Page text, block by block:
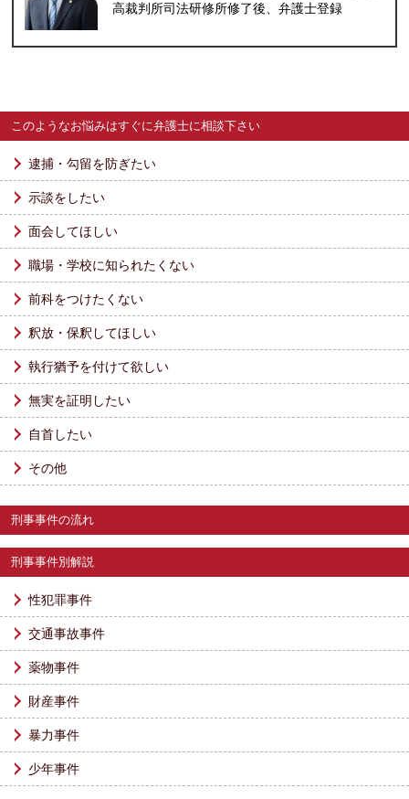
高裁判所司法研修所修了後、弁護士登録
このようなお悩みはすぐに弁護士に相談下さい
逮捕・勾留を防ぎたい
示談をしたい
面会してほしい
職場・学校に知られたくない
前科をつけたくない
釈放・保釈してほしい
執行猶予を付けて欲しい
無実を証明したい
自首したい
その他
刑事事件の流れ
刑事事件別解説
性犯罪事件
交通事故事件
薬物事件
財産事件
暴力事件
少年事件